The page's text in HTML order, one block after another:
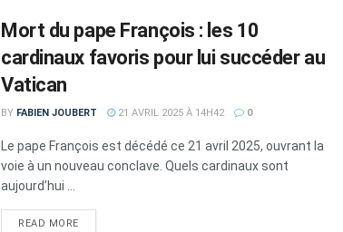
Mort du pape François : les 10
cardinaux favoris pour lui succéder au
Vatican
BY FABIEN JOUBERT 21 AVRIL 2025 À 14H42 0
Le pape François est décédé ce 21 avril 2025, ouvrant la
voie à un nouveau conclave. Quels cardinaux sont
aujourd’hui ...
READ MOREDETAILS